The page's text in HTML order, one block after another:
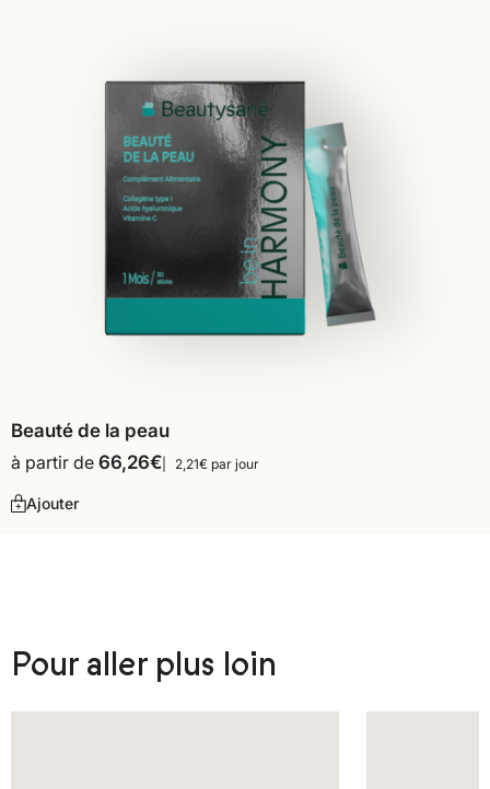
Beauté de la peau
à partir de 66,26€ 2,21€ par jour
Ajouter
Pour aller plus loin